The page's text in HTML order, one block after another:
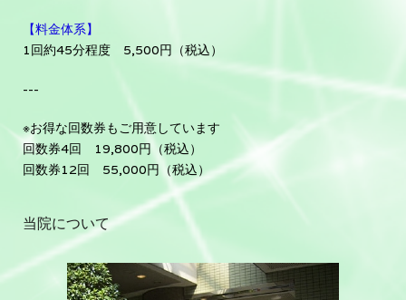
【料金体系】
1回約45分程度 5,500円（税込）
---
※お得な回数券もご用意しています
回数券4回 19,800円（税込）
回数券12回 55,000円（税込）
当院について